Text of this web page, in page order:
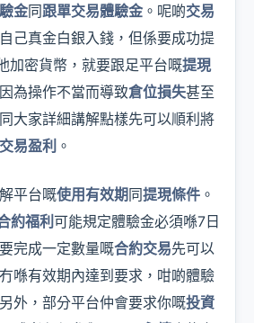
金同跟單交易體驗金 。呢啲交易
己真金白銀入錢，但係要成功提
加密貨幣，就要跟足平台嘅提現
為操作不當而導致倉位損失甚至
大家詳細講解點樣先可以順利將
交易盈利 。
平台嘅使用有效期 同提現條件 。
約福利 可能規定體驗金必須喺7日
完成一定數量嘅合約交易先可以
喺有效期內達到要求，咁啲體驗
外，部分平台仲會要求你嘅投資